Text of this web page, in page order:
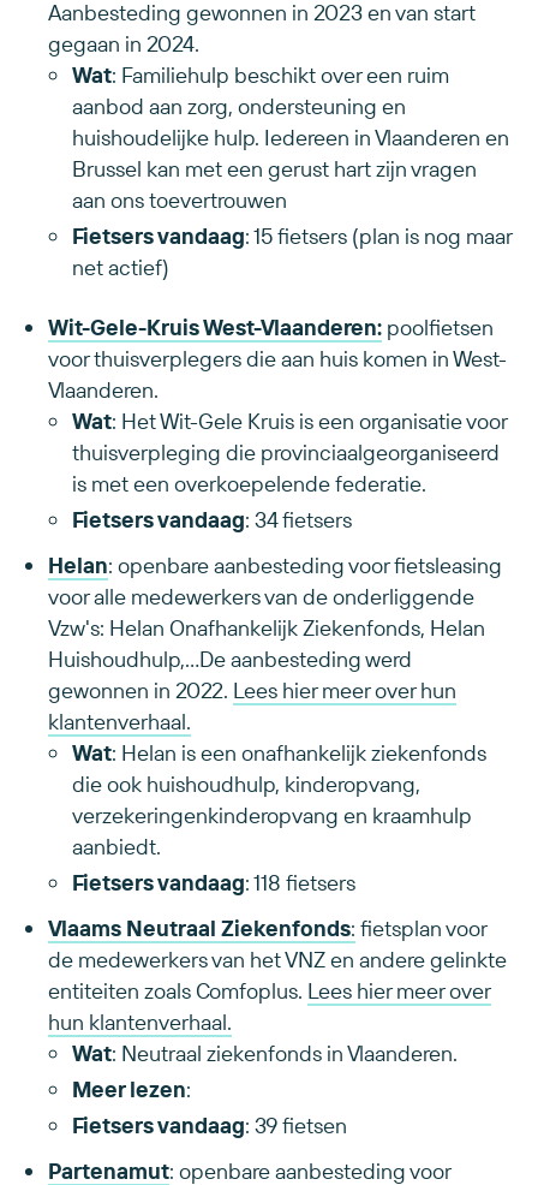
Aanbesteding gewonnen in 2023 en van start
gegaan in 2024.
Wat: Familiehulp beschikt over een ruim
aanbod aan zorg, ondersteuning en
huishoudelijke hulp. Iedereen in Vlaanderen en
Brussel kan met een gerust hart zijn vragen
aan ons toevertrouwen
Fietsers vandaag: 15 fietsers (plan is nog maar
net actief)
Wit-Gele-Kruis West-Vlaanderen: poolfietsen
voor thuisverplegers die aan huis komen in West-
Vlaanderen.
Wat: Het Wit-Gele Kruis is een organisatie voor
thuisverpleging die provinciaalgeorganiseerd
is met een overkoepelende federatie.
Fietsers vandaag: 34 fietsers
Helan: openbare aanbesteding voor fietsleasing
voor alle medewerkers van de onderliggende
Vzw's: Helan Onafhankelijk Ziekenfonds, Helan
Huishoudhulp,...De aanbesteding werd
gewonnen in 2022. Lees hier meer over hun
klantenverhaal.
Wat: Helan is een onafhankelijk ziekenfonds
die ook huishoudhulp, kinderopvang,
verzekeringenkinderopvang en kraamhulp
aanbiedt.
Fietsers vandaag: 118 fietsers
Vlaams Neutraal Ziekenfonds: fietsplan voor
de medewerkers van het VNZ en andere gelinkte
entiteiten zoals Comfoplus. Lees hier meer over
hun klantenverhaal.
Wat: Neutraal ziekenfonds in Vlaanderen.
Meer lezen:
Fietsers vandaag: 39 fietsen
Partenamut: openbare aanbesteding voor